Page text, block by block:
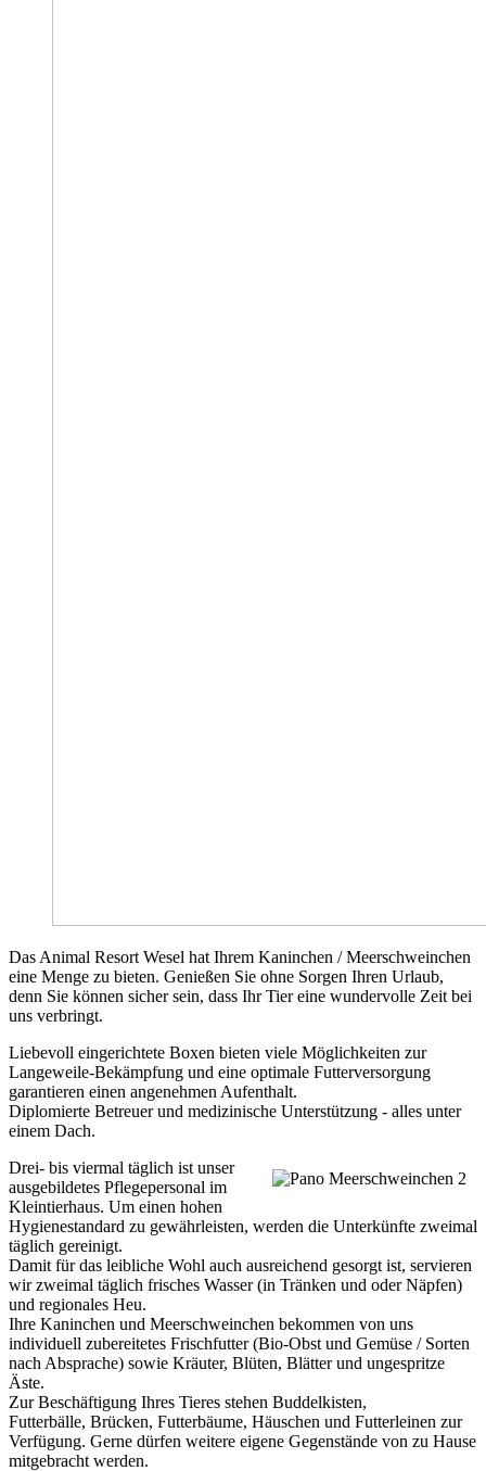
Das Animal Resort Wesel hat Ihrem Kaninchen / Meerschweinchen
eine Menge zu bieten. Genießen Sie ohne Sorgen Ihren Urlaub,
denn Sie können sicher sein, dass Ihr Tier eine wundervolle Zeit bei
uns verbringt.
Liebevoll eingerichtete Boxen bieten viele Möglichkeiten zur
Langeweile-Bekämpfung und eine optimale Futterversorgung
garantieren einen angenehmen Aufenthalt.
Diplomierte Betreuer und medizinische Unterstützung - alles unter
einem Dach.
Drei- bis viermal täglich ist unser
ausgebildetes Pflegepersonal im
Kleintierhaus. Um einen hohen
Hygienestandard zu gewährleisten, werden die Unterkünfte zweimal
täglich gereinigt.
Damit für das leibliche Wohl auch ausreichend gesorgt ist, servieren
wir zweimal täglich frisches Wasser (in Tränken und oder Näpfen)
und regionales Heu.
Ihre Kaninchen und Meerschweinchen bekommen von uns
individuell zubereitetes Frischfutter (Bio-Obst und Gemüse / Sorten
nach Absprache) sowie Kräuter, Blüten, Blätter und ungespritze
Äste.
Zur Beschäftigung Ihres Tieres stehen Buddelkisten,
Futterbälle, Brücken, Futterbäume, Häuschen und Futterleinen zur
Verfügung. Gerne dürfen weitere eigene Gegenstände von zu Hause
mitgebracht werden.